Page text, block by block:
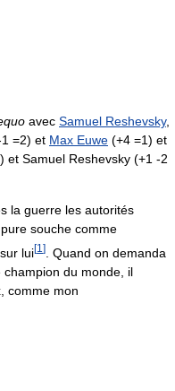
avec Samuel Reshevsky,
=2) et Max Euwe (+4 =1) et
et Samuel Reshevsky (+1 -2
la guerre les autorités
souche comme
lui[1 ]
. Quand on demanda
du monde, il
comme mon